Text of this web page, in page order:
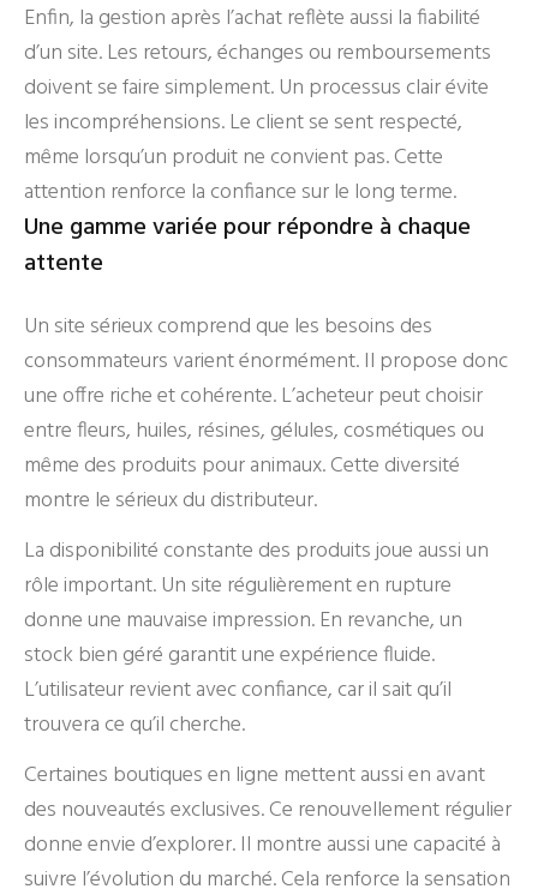
Enfin, la gestion après l’achat reflète aussi la fiabilité
d’un site. Les retours, échanges ou remboursements
doivent se faire simplement. Un processus clair évite
les incompréhensions. Le client se sent respecté,
même lorsqu’un produit ne convient pas. Cette
attention renforce la confiance sur le long terme.
Une gamme variée pour répondre à chaque
attente
Un site sérieux comprend que les besoins des
consommateurs varient énormément. Il propose donc
une offre riche et cohérente. L’acheteur peut choisir
entre fleurs, huiles, résines, gélules, cosmétiques ou
même des produits pour animaux. Cette diversité
montre le sérieux du distributeur.
La disponibilité constante des produits joue aussi un
rôle important. Un site régulièrement en rupture
donne une mauvaise impression. En revanche, un
stock bien géré garantit une expérience fluide.
L’utilisateur revient avec confiance, car il sait qu’il
trouvera ce qu’il cherche.
Certaines boutiques en ligne mettent aussi en avant
des nouveautés exclusives. Ce renouvellement régulier
donne envie d’explorer. Il montre aussi une capacité à
suivre l’évolution du marché. Cela renforce la sensation